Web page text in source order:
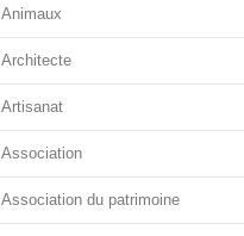
Animaux
Architecte
Artisanat
Association
Association du patrimoine